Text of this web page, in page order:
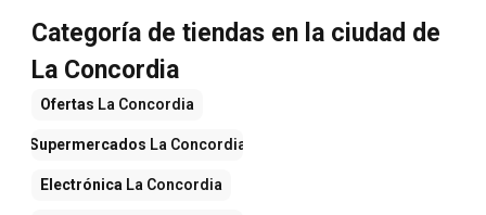
Categoría de tiendas en la ciudad de
La Concordia
Ofertas La Concordia
Supermercados La Concordia
Electrónica La Concordia